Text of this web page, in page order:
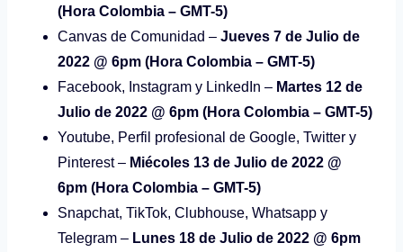
(Hora Colombia – GMT-5)
Canvas de Comunidad – Jueves 7 de Julio de
2022 @ 6pm (Hora Colombia – GMT-5)
Facebook, Instagram y LinkedIn – Martes 12 de
Julio de 2022 @ 6pm (Hora Colombia – GMT-5)
Youtube, Perfil profesional de Google, Twitter y
Pinterest – Miécoles 13 de Julio de 2022 @
6pm (Hora Colombia – GMT-5)
Snapchat, TikTok, Clubhouse, Whatsapp y
Telegram – Lunes 18 de Julio de 2022 @ 6pm